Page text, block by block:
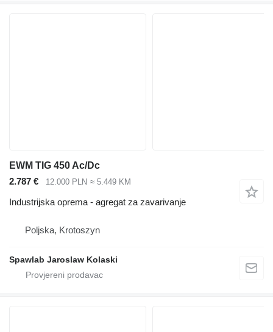
EWM TIG 450 Ac/Dc
2.787 €
12.000 PLN ≈ 5.449 KM
Industrijska oprema - agregat za zavarivanje
Poljska, Krotoszyn
Spawlab Jaroslaw Kolaski